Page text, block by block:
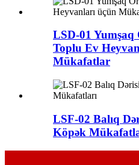
LSD-01
Toplu Ev
Mükafatlar
LSF-02 Balıq
Köpək